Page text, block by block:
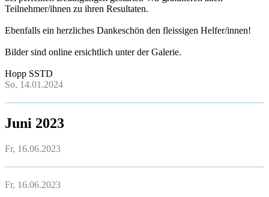
Teilnehmer/ihnen zu ihren Resultaten.
Ebenfalls ein herzliches Dankeschön den fleissigen Helfer/innen!
Bilder sind online ersichtlich unter der Galerie.
Hopp SSTD
So, 14.01.2024
Juni 2023
Fr, 16.06.2023
Fr, 16.06.2023